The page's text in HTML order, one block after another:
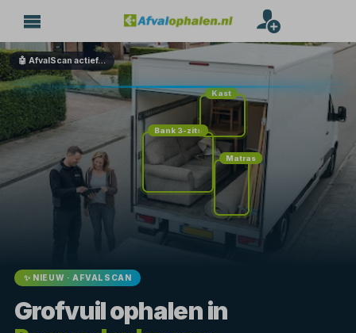
🤖 AfvalScan actief…
Bank 3-zits
Matras
Kast
✨ NIEUW · AFVALSCAN
Grofvuil ophalen in